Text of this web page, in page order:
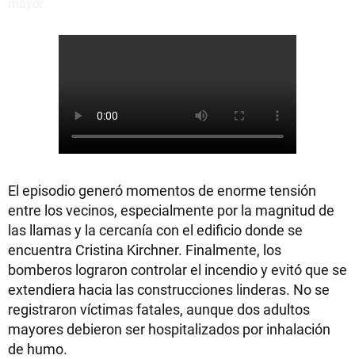
El episodio generó momentos de enorme tensión
entre los vecinos, especialmente por la magnitud de
las llamas y la cercanía con el edificio donde se
encuentra Cristina Kirchner. Finalmente, los
bomberos lograron controlar el incendio y evitó que se
extendiera hacia las construcciones linderas. No se
registraron víctimas fatales, aunque dos adultos
mayores debieron ser hospitalizados por inhalación
de humo.